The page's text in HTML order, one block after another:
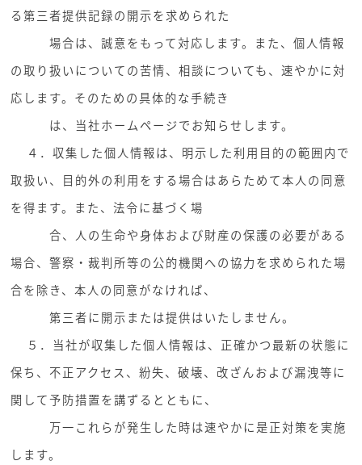
る第三者提供記録の開示を求められた
場合は、誠意をもって対応します。また、個人情報
の取り扱いについての苦情、相談についても、速やかに対
応します。そのための具体的な手続き
は、当社ホームページでお知らせします。
４．収集した個人情報は、明示した利用目的の範囲内で
取扱い、目的外の利用をする場合はあらためて本人の同意
を得ます。また、法令に基づく場
合、人の生命や身体および財産の保護の必要がある
場合、警察・裁判所等の公的機関への協力を求められた場
合を除き、本人の同意がなければ、
第三者に開示または提供はいたしません。
５．当社が収集した個人情報は、正確かつ最新の状態に
保ち、不正アクセス、紛失、破壊、改ざんおよび漏洩等に
関して予防措置を講ずるとともに、
万一これらが発生した時は速やかに是正対策を実施
します。